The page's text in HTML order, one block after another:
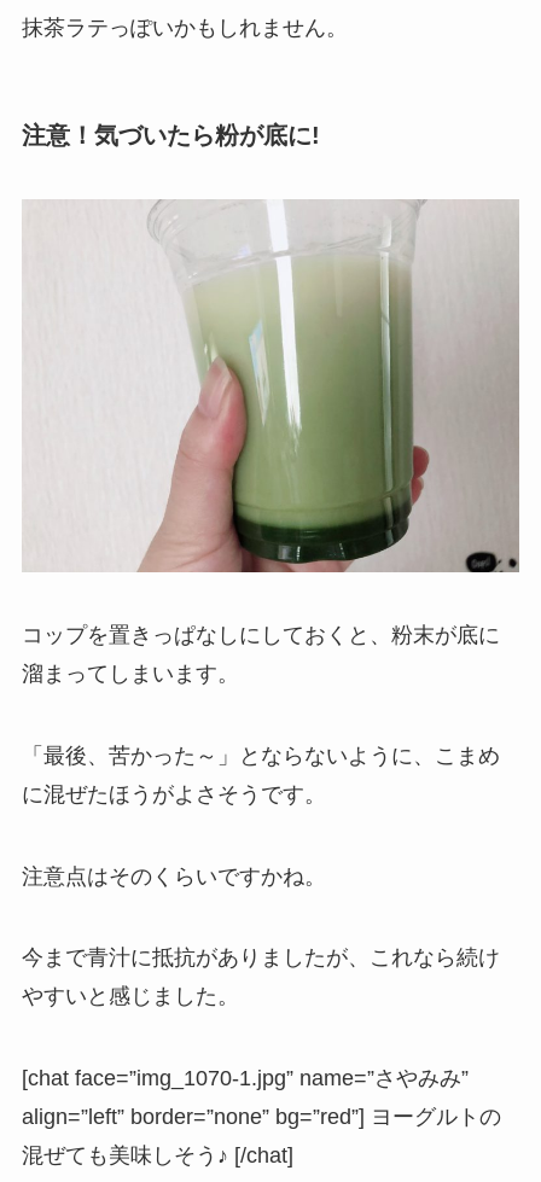
抹茶ラテっぽいかもしれません。
注意！気づいたら粉が底に!
コップを置きっぱなしにしておくと、粉末が底に
溜まってしまいます。
「最後、苦かった～」とならないように、こまめ
に混ぜたほうがよさそうです。
注意点はそのくらいですかね。
今まで青汁に抵抗がありましたが、これなら続け
やすいと感じました。
[chat face=”img_1070-1.jpg” name=”さやみみ”
align=”left” border=”none” bg=”red”] ヨーグルトの
混ぜても美味しそう♪ [/chat]